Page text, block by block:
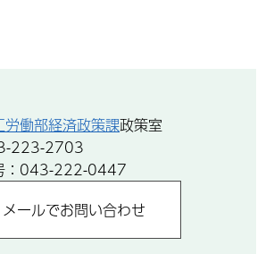
労働部経済政策課政策室
223-2703
：043-222-0447